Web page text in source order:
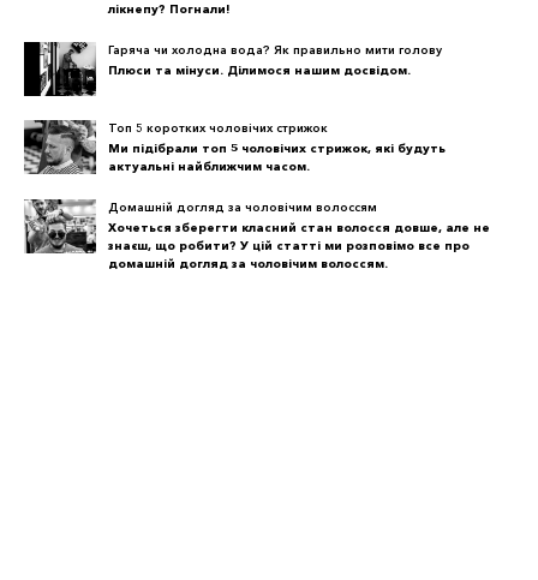
лікнепу? Погнали!
Гаряча чи холодна вода? Як правильно мити голову
Плюси та мінуси. Ділимося нашим досвідом.
Топ 5 коротких чоловічих стрижок
Ми підібрали топ 5 чоловічих стрижок, які будуть
актуальні найближчим часом.
Домашній догляд за чоловічим волоссям
Хочеться зберегти класний стан волосся довше, але не
знаєш, що робити? У цій статті ми розповімо все про
домашній догляд за чоловічим волоссям.